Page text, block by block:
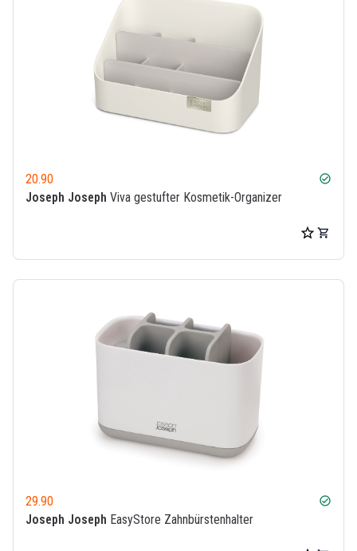
20.90 check_circle
Joseph Joseph Viva gestufter Kosmetik-Organizer
29.90 check_circle
Joseph Joseph EasyStore Zahnbürstenhalter